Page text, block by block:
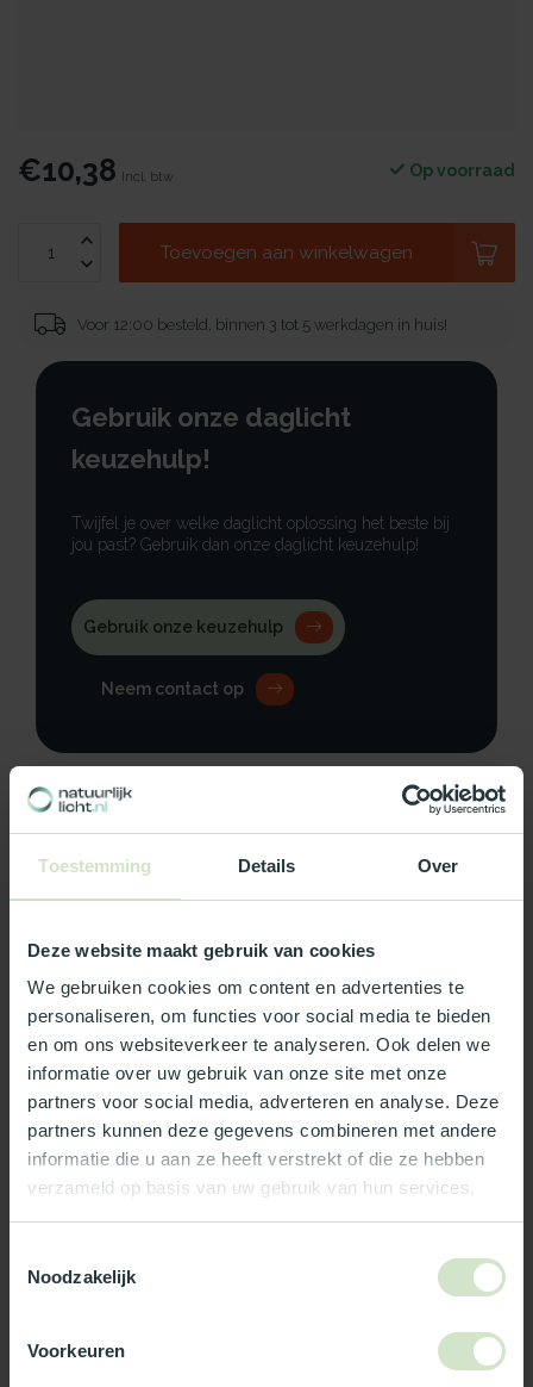
Toestemming Details Over
Deze website maakt gebruik van cookies
We gebruiken cookies om content en advertenties te
personaliseren, om functies voor social media te bieden
en om ons websiteverkeer te analyseren. Ook delen we
informatie over uw gebruik van onze site met onze
partners voor social media, adverteren en analyse. Deze
partners kunnen deze gegevens combineren met andere
informatie die u aan ze heeft verstrekt of die ze hebben
verzameld op basis van uw gebruik van hun services.
Noodzakelijk
Voorkeuren
€10,38 Incl. btw Op voorraad
Toevoegen aan winkelwagen
Voor 12:00 besteld, binnen 3 tot 5 werkdagen in huis!
Gebruik onze daglicht
keuzehulp!
Twijfel je over welke daglicht oplossing het beste bij
jou past? Gebruik dan onze daglicht keuzehulp!
Gebruik onze keuzehulp
Neem contact op
Productomschrijving
Specificaties
Reviews
Wat ons écht bijzonder maakt:
Officieel Skylux dealer!
Gratis bezorging in Nederland, m.u.v. de Waddeneilanden
99% uit voorraad leverbaar
3-5 werkdagen levertijd
TypeError: Failed to fetch